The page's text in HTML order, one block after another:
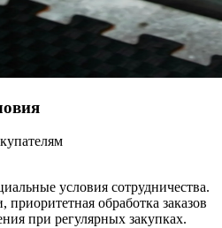
условия сотрудничества.
обработка заказов
при регулярных закупках.